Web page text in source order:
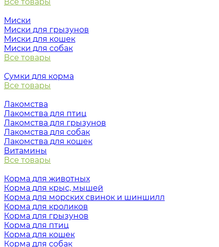
Миски
Миски для грызунов
Миски для кошек
Миски для собак
Все товары
Сумки для корма
Все товары
Лакомства
Лакомства для птиц
Лакомства для грызунов
Лакомства для собак
Лакомства для кошек
Витамины
Все товары
Корма для животных
Корма для крыс, мышей
Корма для морских свинок и шиншилл
Корма для кроликов
Корма для грызунов
Корма для птиц
Корма для кошек
Корма для собак